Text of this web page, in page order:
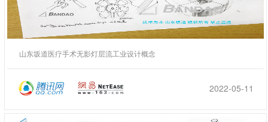
山东坂道医疗手术无影灯层流工业设计概念
2022-05-11